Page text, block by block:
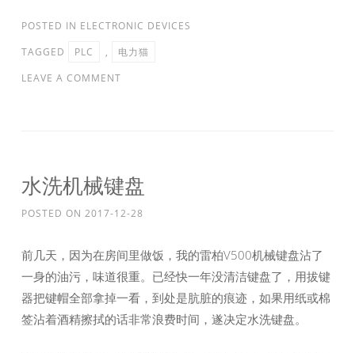
POSTED IN ELECTRONIC DEVICES
TAGGED
PLC ,
电力猫
LEAVE A COMMENT
水洗机械键盘
POSTED ON 2017-12-28
前几天，因为在房间里做饭，我的雷柏V500机械键盘沾了
一身的油污，味道很重。已经快一年没清洁键盘了，用拔键
器把键帽全部拿掉一看，到处是肮脏的痕迹，如果用纸或棉
签沾着酒精擦拭的话非常浪费时间，遂决定水洗键盘。